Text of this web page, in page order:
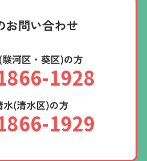
お問い合わせ
河区・葵区)の方
1928
水(清水区)の方
1929